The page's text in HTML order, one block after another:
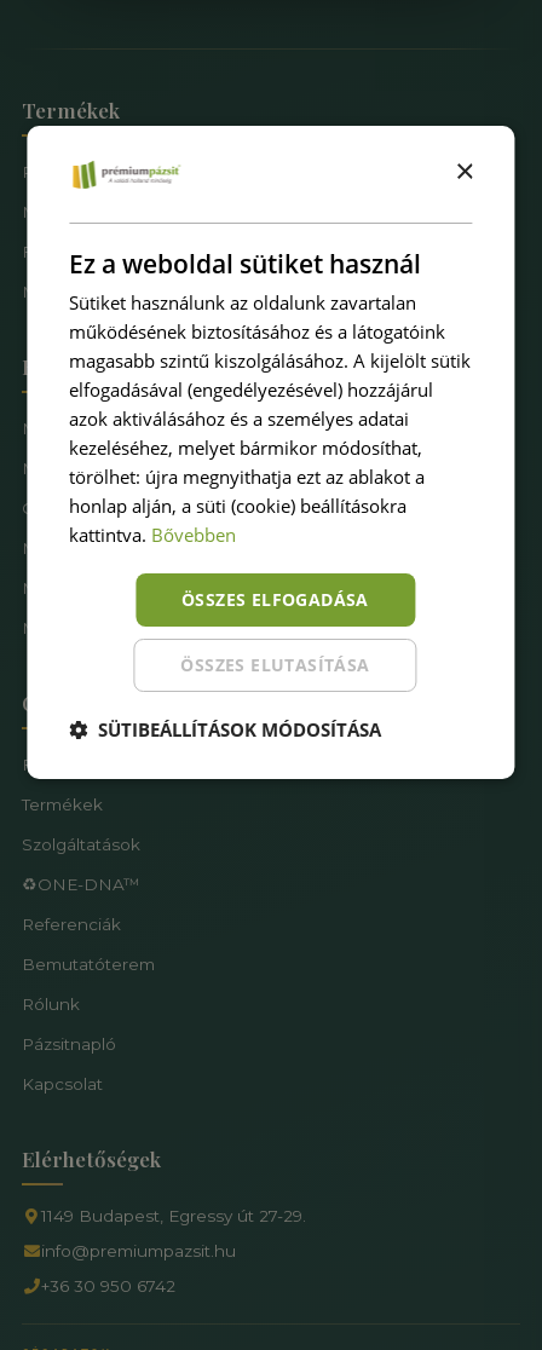
Termékek
Prémium Pázsit® Műfüvek
Mintarendelés
Fűfal Dekoráció
Műfűkarbantartás
Hova keresel pázsitot
Műfű kertbe
Műfű teraszra
Családbarát műfű
Műfű kutyásoknak
Műfűves sportpálya
Műfű játszótérre
Oldaltérkép
Főoldal
Termékek
Szolgáltatások
♻️ONE-DNA™
Referenciák
Bemutatóterem
Rólunk
Pázsitnapló
Kapcsolat
Elérhetőségek
1149 Budapest, Egressy út 27-29.
info@premiumpazsit.hu
+36 30 950 6742
×
Ez a weboldal sütiket használ
Sütiket használunk az oldalunk zavartalan
működésének biztosításához és a látogatóink
magasabb szintű kiszolgálásához. A kijelölt sütik
elfogadásával (engedélyezésével) hozzájárul
azok aktiválásához és a személyes adatai
kezeléséhez, melyet bármikor módosíthat,
törölhet: újra megnyithatja ezt az ablakot a
honlap alján, a süti (cookie) beállításokra
kattintva. Bővebben
ÖSSZES ELFOGADÁSA
ÖSSZES ELUTASÍTÁSA
SÜTIBEÁLLÍTÁSOK MÓDOSÍTÁSA